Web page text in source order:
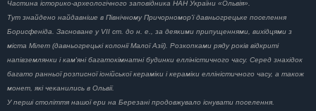
Частина історико-археологічного заповідника НАН України «Ольвія».
Тут знайдено найдавніше в Північному Причорномор'ї давньогрецьке поселення
Борисфеніда. Засноване у VII ст. до н. е., за деякими припущеннями, вихідцями з
міста Мілет (давньогрецькі колонії Малої Азії). Розкопками ряду років відкриті
напівземлянки і кам'яні багатокімнатні будинки елліністичного часу. Серед знахідок
багато ранньої розписної іонійської кераміки і кераміки елліністичного часу, а також
монет, які чеканились в Ольвії.
У перші століття нашої ери на Березані продовжувало існувати поселення.